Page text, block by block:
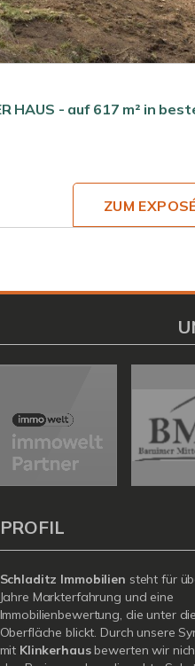
HAUS - auf 617 m² in
ZUM
PROFIL
Schladitz Immobilien steht für
Jahre Markterfahrung und eine
Immobilienbewertung, die unter die
Oberfläche blickt. Durch unsere
mit Klinkerhausbewerten wir